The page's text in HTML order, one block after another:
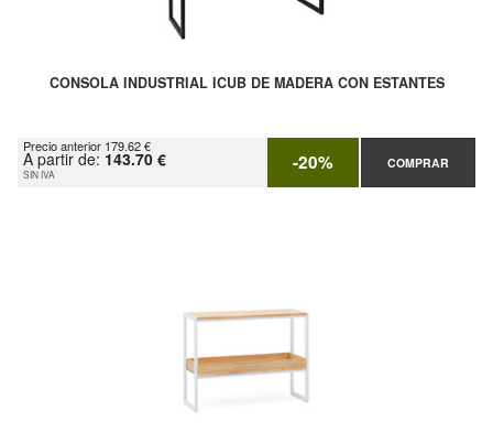
CONSOLA INDUSTRIAL ICUB DE MADERA CON ESTANTES
Precio anterior 179.62 €
A partir de: 143.70 €
SIN IVA -20% COMPRAR